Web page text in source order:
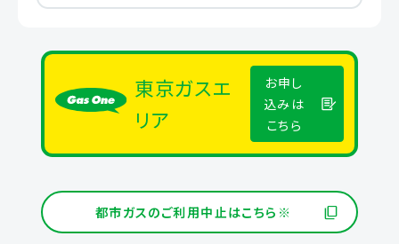
東京ガスエ
リア
お申し
込みは
こちら
都市ガスのご利用中止はこちら※